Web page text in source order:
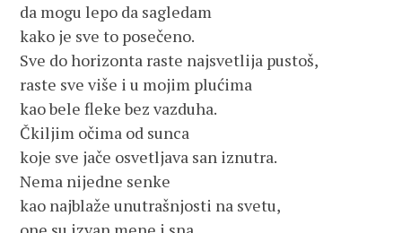
da mogu lepo da sagledam
kako je sve to posečeno.
Sve do horizonta raste najsvetlija pustoš,
raste sve više i u mojim plućima
kao bele fleke bez vazduha.
Čkiljim očima od sunca
koje sve jače osvetljava san iznutra.
Nema nijedne senke
kao najblaže unutrašnjosti na svetu,